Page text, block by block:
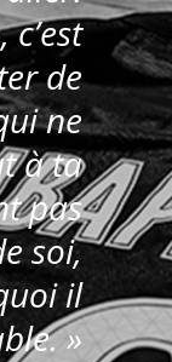
de
ne
à ta
pas
soi,
il
»